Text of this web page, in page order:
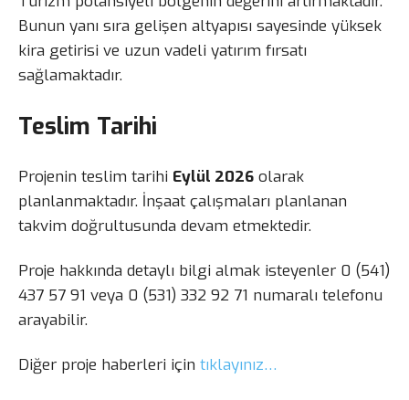
Bunun yanı sıra gelişen altyapısı sayesinde yüksek
kira getirisi ve uzun vadeli yatırım fırsatı
sağlamaktadır.
Teslim Tarihi
Projenin teslim tarihi Eylül 2026 olarak
planlanmaktadır. İnşaat çalışmaları planlanan
takvim doğrultusunda devam etmektedir.
Proje hakkında detaylı bilgi almak isteyenler 0 (541)
437 57 91 veya 0 (531) 332 92 71 numaralı telefonu
arayabilir.
Diğer proje haberleri için tıklayınız…